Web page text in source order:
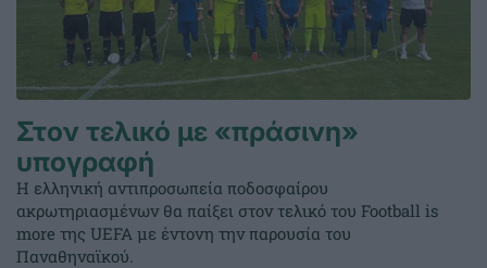
Στον τελικό με «πράσινη»
υπογραφή
Η ελληνική αντιπροσωπεία ποδοσφαίρου
ακρωτηριασμένων θα παίξει στον τελικό του Football is
more της UEFA με έντονη την παρουσία του
Παναθηναϊκού.